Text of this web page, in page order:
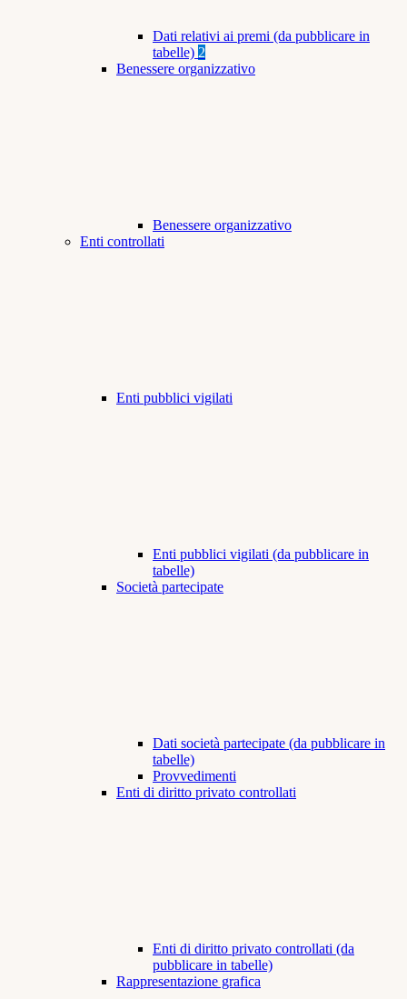
Dati relativi ai premi (da pubblicare in
tabelle) 2
Benessere organizzativo
Benessere organizzativo
Enti controllati
Enti pubblici vigilati
Enti pubblici vigilati (da pubblicare in
tabelle)
Società partecipate
Dati società partecipate (da pubblicare in
tabelle)
Provvedimenti
Enti di diritto privato controllati
Enti di diritto privato controllati (da
pubblicare in tabelle)
Rappresentazione grafica